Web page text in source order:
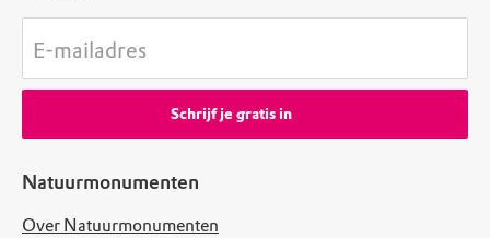
Natuurmonumenten
Over Natuurmonumenten
E-mailadres
Schrijf je gratis in